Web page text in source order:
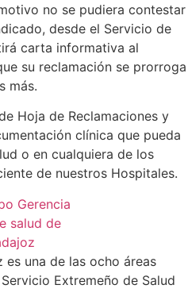
no se pudiera contestar
desde el Servicio de
carta informativa al
su reclamación se prorroga
más.
Hoja de Reclamaciones y
clínica que pueda
o en cualquiera de los
de nuestros Hospitales.
es una de las ocho áreas
Extremeño de Salud